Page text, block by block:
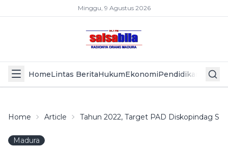
Minggu, 9 Agustus 2026
HomeLintas BeritaHukumEkonomiPendidikan Politik
Home Article Tahun 2022, Target PAD Diskopindag
Madura